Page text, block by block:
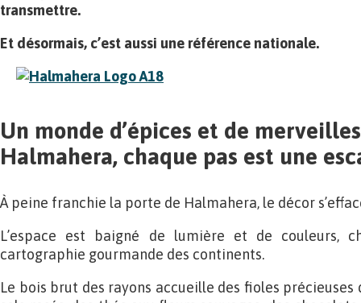
transmettre.
Et désormais, c’est aussi une référence nationale.
Un monde d’épices et de
Halmahera, chaque pas est une
À peine franchie la porte de Halmahera, le décor
L’espace est baigné de lumière et de couleurs,
cartographie gourmande des continents.
Le bois brut des rayons accueille des fioles précieuses